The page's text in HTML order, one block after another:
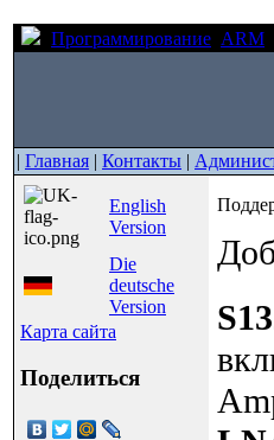
Программирование ARM
| Главная | Контакты |
English
Version
Die
deutsche
Version
Карта сайта
Поделиться